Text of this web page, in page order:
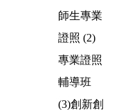
師生專業
證照 (2)
專業證照
輔導班
(3)創新創